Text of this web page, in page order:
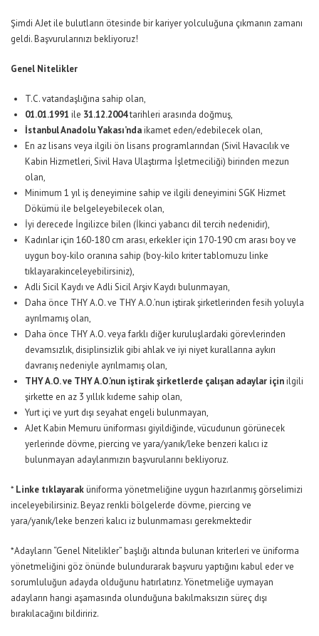
Şimdi AJet ile bulutların ötesinde bir kariyer yolculuğuna çıkmanın zamanı
geldi. Başvurularınızı bekliyoruz!
Genel Nitelikler
T.C. vatandaşlığına sahip olan,
01.01.1991 ile 31.12.2004tarihleri arasında doğmuş,
İstanbul Anadolu Yakası’ndaikamet eden/edebilecek olan,
En az lisans veya ilgili ön lisans programlarından (Sivil Havacılık ve
Kabin Hizmetleri, Sivil Hava Ulaştırma İşletmeciliği) birinden mezun
olan,
Minimum 1 yıl iş deneyimine sahip ve ilgili deneyimini SGK Hizmet
Dökümü ile belgeleyebilecek olan,
İyi derecede İngilizce bilen (İkinci yabancı dil tercih nedenidir),
Kadınlar için 160-180 cm arası, erkekler için 170-190 cm arası boy ve
uygun boy-kilo oranına sahip (boy-kilo kriter tablomuzu linke
tıklayarakinceleyebilirsiniz),
Adli Sicil Kaydı ve Adli Sicil Arşiv Kaydı bulunmayan,
Daha önce THY A.O. ve THY A.O.’nun iştirak şirketlerinden fesih yoluyla
ayrılmamış olan,
Daha önce THY A.O. veya farklı diğer kuruluşlardaki görevlerinden
devamsızlık, disiplinsizlik gibi ahlak ve iyi niyet kurallarına aykırı
davranış nedeniyle ayrılmamış olan,
THY A.O. ve THY A.O.’nun iştirak şirketlerde çalışan adaylar içinilgili
şirkette en az 3 yıllık kıdeme sahip olan,
Yurt içi ve yurt dışı seyahat engeli bulunmayan,
AJet Kabin Memuru üniforması giyildiğinde, vücudunun görünecek
yerlerinde dövme, piercing ve yara/yanık/leke benzeri kalıcı iz
bulunmayan adaylarımızın başvurularını bekliyoruz.
* Linke tıklayaraküniforma yönetmeliğine uygun hazırlanmış görselimizi
inceleyebilirsiniz. Beyaz renkli bölgelerde dövme, piercing ve
yara/yanık/leke benzeri kalıcı iz bulunmaması gerekmektedir
*Adayların “Genel Nitelikler” başlığı altında bulunan kriterleri ve üniforma
yönetmeliğini göz önünde bulundurarak başvuru yaptığını kabul eder ve
sorumluluğun adayda olduğunu hatırlatırız. Yönetmeliğe uymayan
adayların hangi aşamasında olunduğuna bakılmaksızın süreç dışı
bırakılacağını bildiririz.